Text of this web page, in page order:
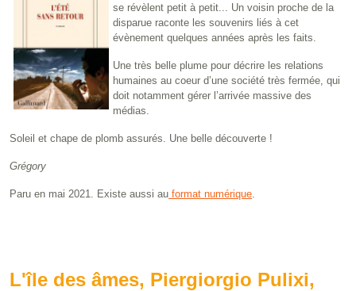
se révèlent petit à petit... Un voisin proche de la
disparue raconte les souvenirs liés à cet
évènement quelques années après les faits.
Une très belle plume pour décrire les relations
humaines au coeur d’une société très fermée, qui
doit notamment gérer l’arrivée massive des
médias.
Soleil et chape de plomb assurés. Une belle découverte !
Grégory
Paru en mai 2021. Existe aussi au format numérique
L'île des âmes, Piergiorgio Pulixi,